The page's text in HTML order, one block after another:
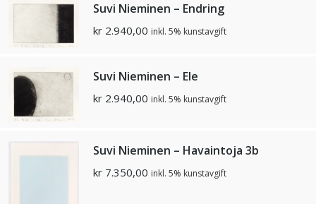
Suvi Nieminen – Endring
kr 2.940,00 inkl. 5% kunstavgift
Suvi Nieminen – Ele
kr 2.940,00 inkl. 5% kunstavgift
Suvi Nieminen – Havaintoja 3b
kr 7.350,00 inkl. 5% kunstavgift